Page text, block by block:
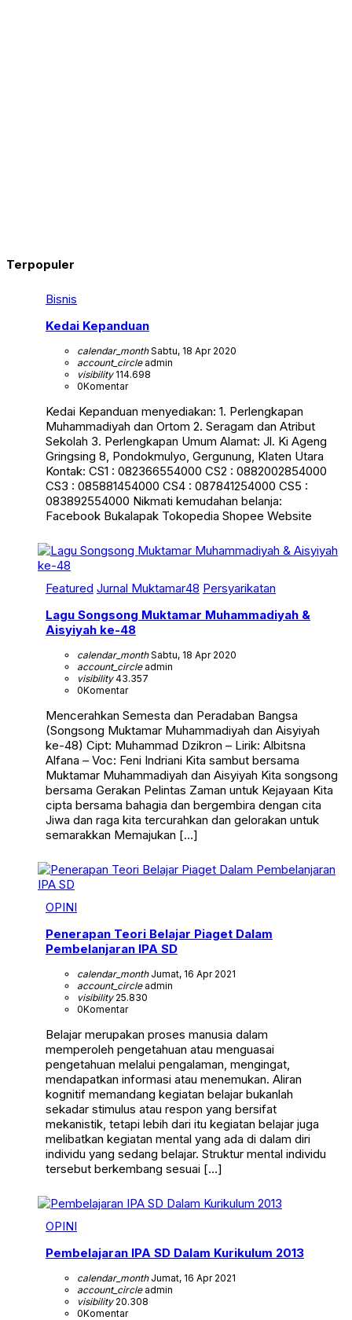
Terpopuler
Bisnis
Kedai Kepanduan
calendar_monthSabtu, 18 Apr 2020
account_circleadmin
visibility114.698
0Komentar
Kedai Kepanduan menyediakan: 1. Perlengkapan
Muhammadiyah dan Ortom 2. Seragam dan Atribut
Sekolah 3. Perlengkapan Umum Alamat: Jl. Ki Ageng
Gringsing 8, Pondokmulyo, Gergunung, Klaten Utara
Kontak: CS1 : 082366554000 CS2 : 0882002854000
CS3 : 085881454000 CS4 : 087841254000 CS5 :
083892554000 Nikmati kemudahan belanja:
Facebook Bukalapak Tokopedia Shopee Website
Featured Jurnal Muktamar48 Persyarikatan
Lagu Songsong Muktamar Muhammadiyah &
Aisyiyah ke-48
calendar_monthSabtu, 18 Apr 2020
account_circleadmin
visibility43.357
0Komentar
Mencerahkan Semesta dan Peradaban Bangsa
(Songsong Muktamar Muhammadiyah dan Aisyiyah
ke-48) Cipt: Muhammad Dzikron – Lirik: Albitsna
Alfana – Voc: Feni Indriani Kita sambut bersama
Muktamar Muhammadiyah dan Aisyiyah Kita songsong
bersama Gerakan Pelintas Zaman untuk Kejayaan Kita
cipta bersama bahagia dan bergembira dengan cita
Jiwa dan raga kita tercurahkan dan gelorakan untuk
semarakkan Memajukan […]
OPINI
Penerapan Teori Belajar Piaget Dalam
Pembelanjaran IPA SD
calendar_monthJumat, 16 Apr 2021
account_circleadmin
visibility25.830
0Komentar
Belajar merupakan proses manusia dalam
memperoleh pengetahuan atau menguasai
pengetahuan melalui pengalaman, mengingat,
mendapatkan informasi atau menemukan. Aliran
kognitif memandang kegiatan belajar bukanlah
sekadar stimulus atau respon yang bersifat
mekanistik, tetapi lebih dari itu kegiatan belajar juga
melibatkan kegiatan mental yang ada di dalam diri
individu yang sedang belajar. Struktur mental individu
tersebut berkembang sesuai […]
OPINI
Pembelajaran IPA SD Dalam Kurikulum 2013
calendar_monthJumat, 16 Apr 2021
account_circleadmin
visibility20.308
0Komentar